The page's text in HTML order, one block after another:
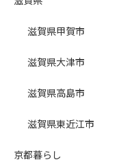
滋賀県甲賀市
滋賀県大津市
滋賀県高島市
滋賀県東近江市
京都暮らし